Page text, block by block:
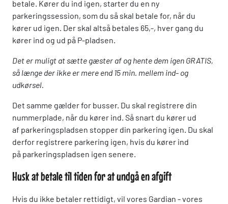
betale. Kører du ind igen, starter du en ny
parkeringssession, som du så skal betale for, når du
kører ud igen. Der skal altså betales 65,-, hver gang du
kører ind og ud på P-pladsen.
Det er muligt at sætte gæster af og hente dem igen GRATIS,
så længe der ikke er mere end 15 min. mellem ind- og
udkørsel.
Det samme gælder for busser. Du skal registrere din
nummerplade, når du kører ind. Så snart du kører ud
af parkeringspladsen stopper din parkering igen. Du skal
derfor registrere parkering igen, hvis du kører ind
på parkeringspladsen igen senere.
Husk at betale til tiden for at undgå en afgift
Hvis du ikke betaler rettidigt, vil vores Gardian - vores